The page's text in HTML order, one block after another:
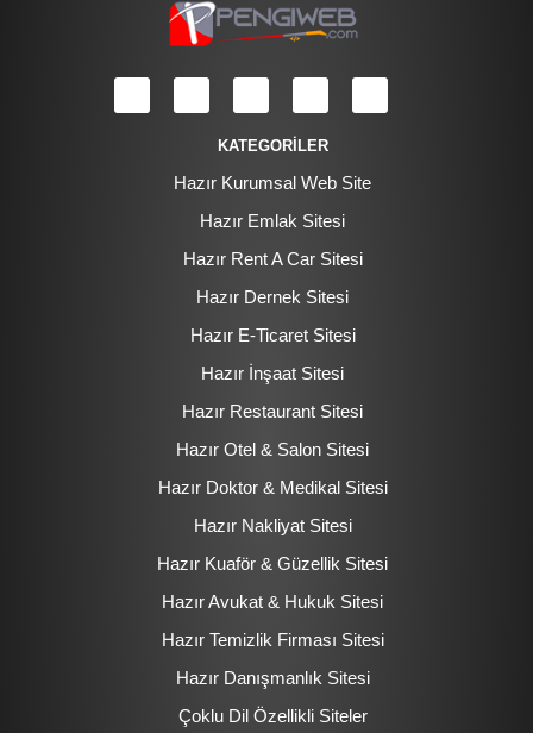
KATEGORİLER
Hazır Kurumsal Web Site
Hazır Emlak Sitesi
Hazır Rent A Car Sitesi
Hazır Dernek Sitesi
Hazır E-Ticaret Sitesi
Hazır İnşaat Sitesi
Hazır Restaurant Sitesi
Hazır Otel & Salon Sitesi
Hazır Doktor & Medikal Sitesi
Hazır Nakliyat Sitesi
Hazır Kuaför & Güzellik Sitesi
Hazır Avukat & Hukuk Sitesi
Hazır Temizlik Firması Sitesi
Hazır Danışmanlık Sitesi
Çoklu Dil Özellikli Siteler